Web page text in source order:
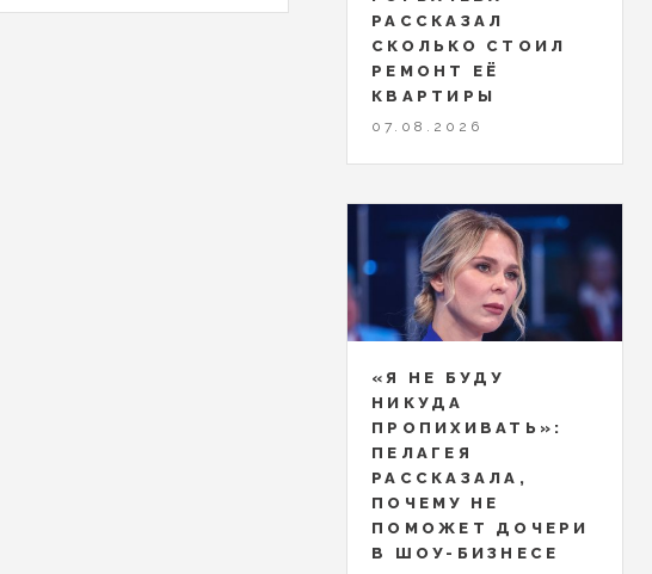
РАССКАЗАЛ
СКОЛЬКО СТОИЛ
РЕМОНТ ЕЁ
КВАРТИРЫ
07.08.2026
«Я НЕ БУДУ
НИКУДА
ПРОПИХИВАТЬ»:
ПЕЛАГЕЯ
РАССКАЗАЛА,
ПОЧЕМУ НЕ
ПОМОЖЕТ ДОЧЕРИ
В ШОУ-БИЗНЕСЕ